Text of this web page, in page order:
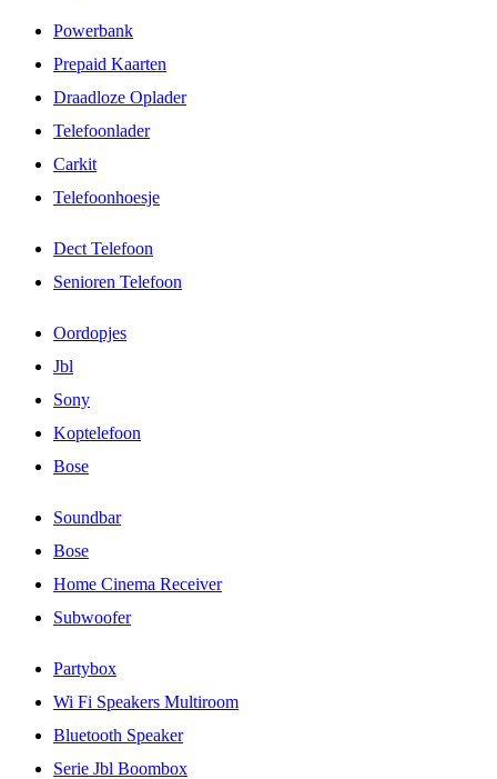
Powerbank
Prepaid Kaarten
Draadloze Oplader
Telefoonlader
Carkit
Telefoonhoesje
Dect Telefoon
Senioren Telefoon
Oordopjes
Jbl
Sony
Koptelefoon
Bose
Soundbar
Bose
Home Cinema Receiver
Subwoofer
Partybox
Wi Fi Speakers Multiroom
Bluetooth Speaker
Serie Jbl Boombox